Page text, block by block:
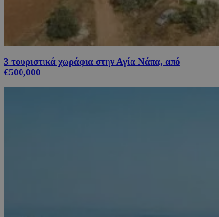
3 τουριστικά χωράφια στην Αγία Νάπα, από
€500,000